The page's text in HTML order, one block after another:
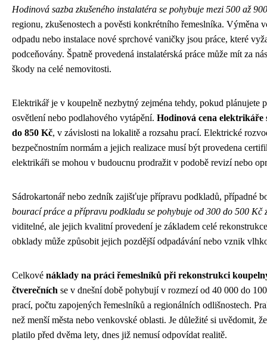
Hodinová sazba zkušeného instalatéra se pohybuje mezi 500 až
regionu, zkušenostech a pověsti konkrétního řemeslníka. Výměna
odpadu nebo instalace nové sprchové vaničky jsou práce, které
podceňovány. Špatně provedená instalatérská práce může mít za
škody na celé nemovitosti.
Elektrikář je v koupelně nezbytný zejména tehdy, pokud plánujete
osvětlení nebo podlahového vytápění. Hodinová cena elektrikáře
do 850 Kč, v závislosti na lokalitě a rozsahu prací. Elektrické
bezpečnostním normám a jejich realizace musí být provedena
elektrikáři se mohou v budoucnu prodražit v podobě revizí nebo
Sádrokartonář nebo zedník zajišťuje přípravu podkladů, případné
bourací práce a přípravu podkladu se pohybuje od 300 do 500 Kč
viditelné, ale jejich kvalitní provedení je základem celé
obklady může způsobit jejich pozdější odpadávání nebo vznik
Celkové náklady na práci řemeslníků při rekonstrukci
čtverečních se v dnešní době pohybují v rozmezí od 40 000 do
prací, počtu zapojených řemeslníků a regionálních odlišnostech.
než menší města nebo venkovské oblasti. Je důležité si uvědomit,
platilo před dvěma lety, dnes již nemusí odpovídat realitě.